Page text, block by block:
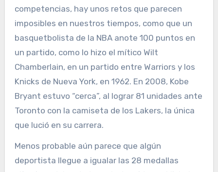
competencias, hay unos retos que parecen
imposibles en nuestros tiempos, como que un
basquetbolista de la NBA anote 100 puntos en
un partido, como lo hizo el mítico Wilt
Chamberlain, en un partido entre Warriors y los
Knicks de Nueva York, en 1962. En 2008, Kobe
Bryant estuvo “cerca”, al lograr 81 unidades ante
Toronto con la camiseta de los Lakers, la única
que lució en su carrera.
Menos probable aún parece que algún
deportista llegue a igualar las 28 medallas